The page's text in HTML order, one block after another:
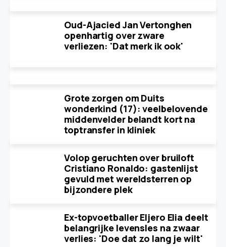
Oud-Ajacied Jan Vertonghen
openhartig over zware
verliezen: 'Dat merk ik ook'
Grote zorgen om Duits
wonderkind (17): veelbelovende
middenvelder belandt kort na
toptransfer in kliniek
Volop geruchten over bruiloft
Cristiano Ronaldo: gastenlijst
gevuld met wereldsterren op
bijzondere plek
Ex-topvoetballer Eljero Elia deelt
belangrijke levensles na zwaar
verlies: 'Doe dat zo lang je wilt'